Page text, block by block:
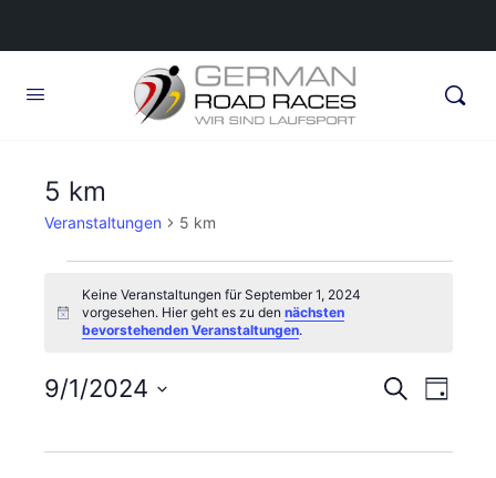
5 km
Veranstaltungen 5 km
für
September
1,
Hinweis
Keine Veranstaltungen für September 1, 2024
vorgesehen. Hier geht es zu den nächsten
bevorstehenden Veranstaltungen.
und
SucheTag
9/1/2024
wählen.